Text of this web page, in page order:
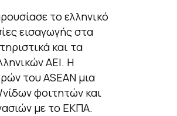
το ελληνικό
εισαγωγής στα
και τα
ΑΕΙ. Η
του ASEAN μια
φοιτητών και
με το ΕΚΠΑ.